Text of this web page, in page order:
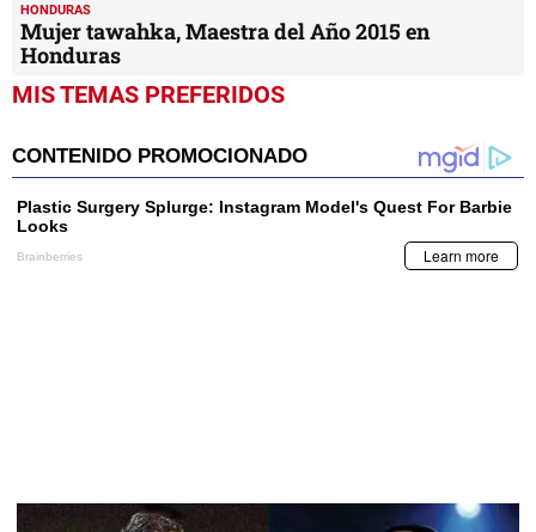
HONDURAS
Mujer tawahka, Maestra del Año 2015 en
Honduras
MIS TEMAS PREFERIDOS